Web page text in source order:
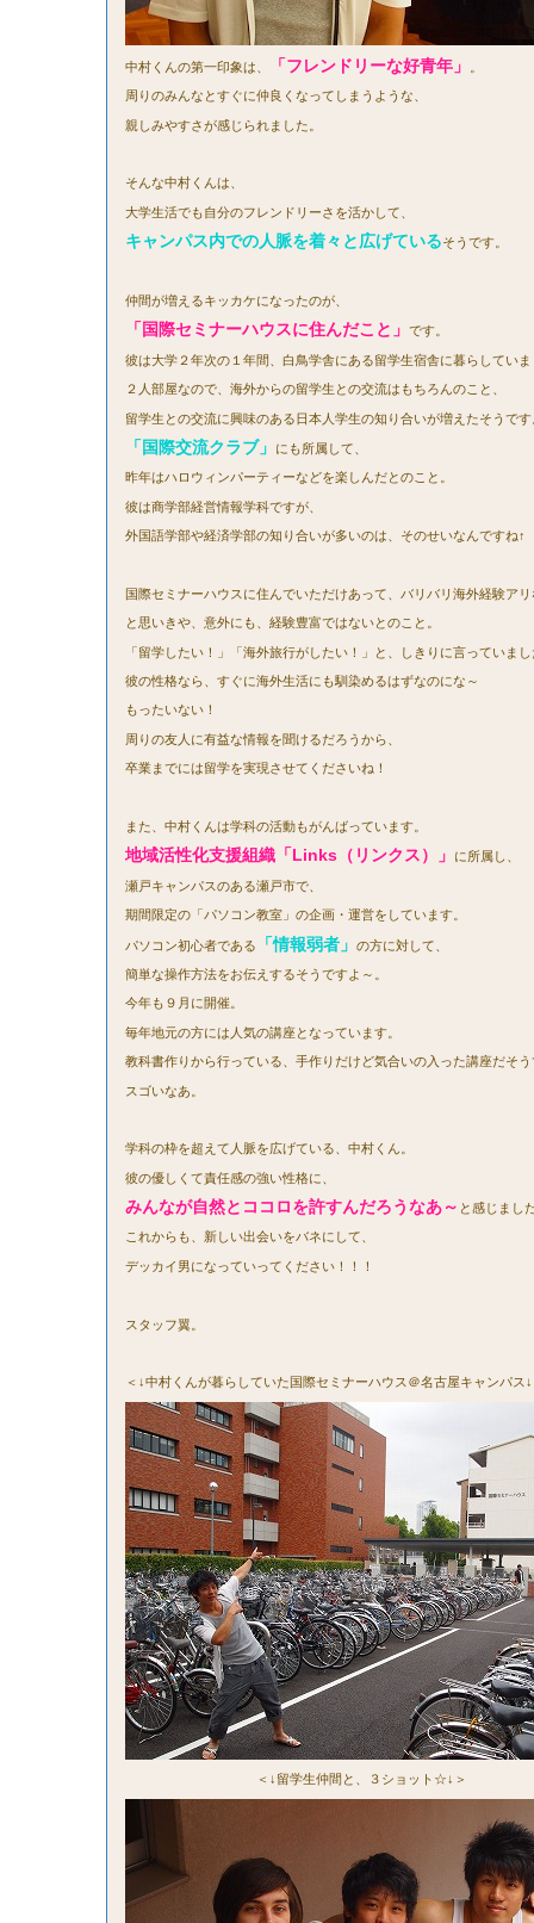
中村くんの第一印象は、 「フレンドリーな好青年」
周りのみんなとすぐに仲良くなってしまうような、
親しみやすさが感じられました。
そんな中村くんは、
大学生活でも自分のフレンドリーさを活かして、
キャンパス内での人脈を着々と広げているそうです。
仲間が増えるキッカケになったのが、
「国際セミナーハウスに住んだこと」 です。
彼は大学２年次の１年間、白鳥学舎にある留学生宿舎に暮らしてい
２人部屋なので、海外からの留学生との交流はもちろんのこと、
留学生との交流に興味のある日本人学生の知り合いが増えたそうです
「国際交流クラブ」 にも所属して、
昨年はハロウィンパーティーなどを楽しんだとのこと。
彼は商学部経営情報学科ですが、
外国語学部や経済学部の知り合いが多いのは、そのせいなんですね↑
国際セミナーハウスに住んでいただけあって、バリバリ海外経験ア
と思いきや、意外にも、経験豊富ではないとのこと。
「留学したい！」「海外旅行がしたい！」と、しきりに言っていま
彼の性格なら、すぐに海外生活にも馴染めるはずなのにな～
もったいない！
周りの友人に有益な情報を聞けるだろうから、
卒業までには留学を実現させてくださいね！
また、中村くんは学科の活動もがんばっています。
地域活性化支援組織「Links（リンクス）」 に所属し、
瀬戸キャンパスのある瀬戸市で、
期間限定の「パソコン教室」の企画・運営をしています。
パソコン初心者である 「情報弱者」 の方に対して、
簡単な操作方法をお伝えするそうですよ～。
今年も９月に開催。
毎年地元の方には人気の講座となっています。
教科書作りから行っている、手作りだけど気合いの入った講座だそ
スゴいなあ。
学科の枠を超えて人脈を広げている、中村くん。
彼の優しくて責任感の強い性格に、
みんなが自然とココロを許すんだろうなあ～ と感じまし
これからも、新しい出会いをバネにして、
デッカイ男になっていってください！！！
スタッフ翼。
＜↓中村くんが暮らしていた国際セミナーハウス＠名古屋キャンパス
＜↓留学生仲間と、３ショット☆↓＞